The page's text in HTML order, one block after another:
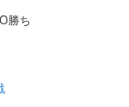
勝ち